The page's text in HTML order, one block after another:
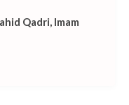
Qadri, Imam